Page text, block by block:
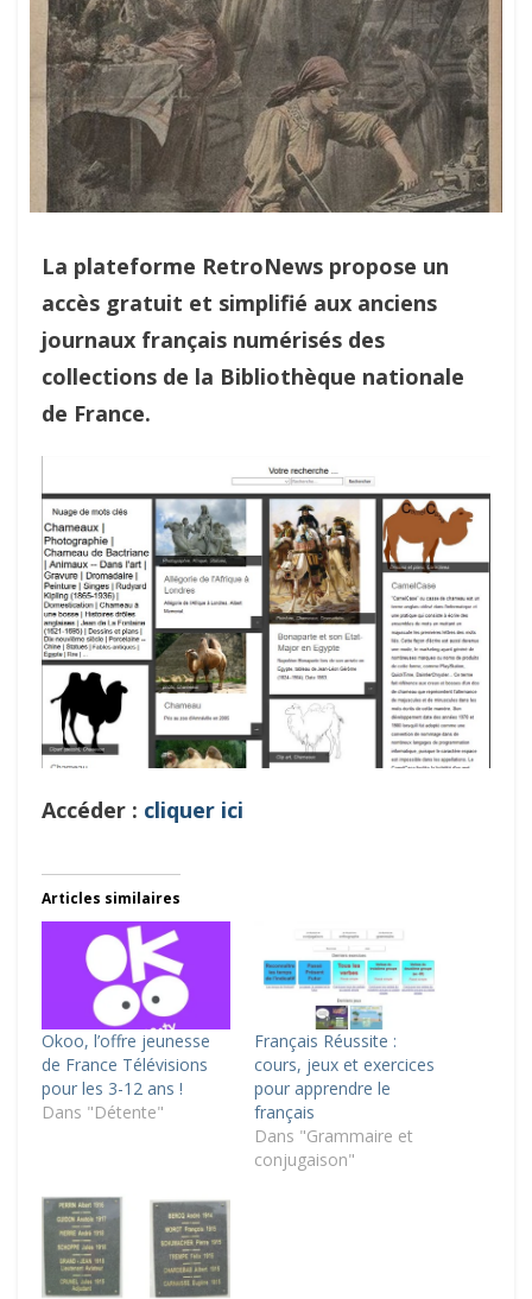
La plateforme RetroNews propose un
accès gratuit et simplifié aux anciens
journaux français numérisés des
collections de la Bibliothèque nationale
de France.
Accéder : cliquer ici
Articles similaires
Okoo, l’offre jeunesse
de France Télévisions
pour les 3-12 ans !
Dans "Détente"
Français Réussite :
cours, jeux et exercices
pour apprendre le
français
Dans "Grammaire et
conjugaison"